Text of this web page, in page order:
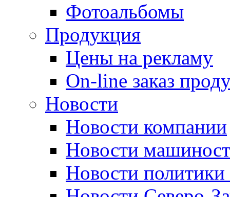
Фотоальбомы
Продукция
Цены на рекламу
On-line заказ
Новости
Новости компании
Новости
Новости политики